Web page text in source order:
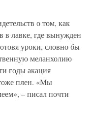
о том, как
в лавке, где вынужден
уроки, словно бы
меланхолию
годы акация
плен. «Мы
– писал почти